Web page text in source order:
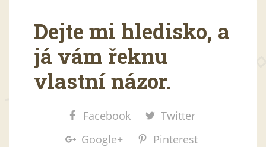
Dejte mi hledisko, a
já vám řeknu
vlastní názor.
Facebook
Twitter
Google+
Pinterest